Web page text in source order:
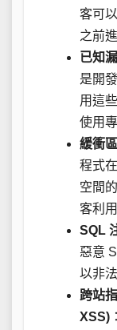
客可
之前
已知
是開
用這
使用
緩衝
程式
空間
客利
SQL
惡意
以非
跨站
XSS)